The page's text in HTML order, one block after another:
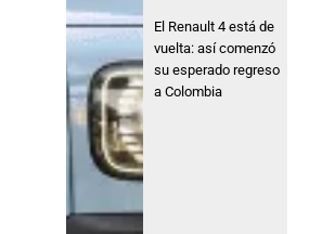
El Renault 4 está de
vuelta: así comenzó
su esperado regreso
a Colombia